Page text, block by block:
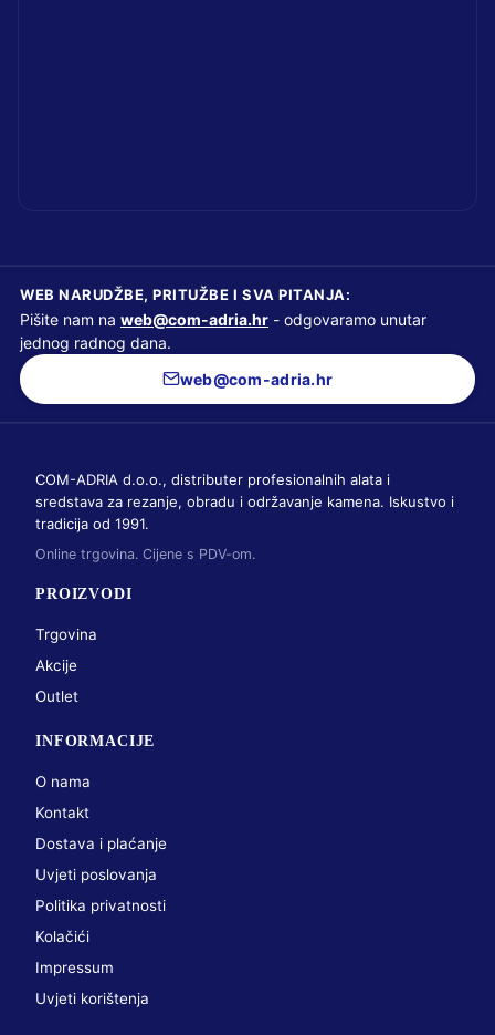
WEB NARUDŽBE, PRITUŽBE I SVA PITANJA:
Pišite nam na web@com-adria.hr - odgovaramo unutar
jednog radnog dana.
web@com-adria.hr
COM-ADRIA d.o.o., distributer profesionalnih alata i
sredstava za rezanje, obradu i održavanje kamena. Iskustvo i
tradicija od 1991.
Online trgovina. Cijene s PDV-om.
PROIZVODI
Trgovina
Akcije
Outlet
INFORMACIJE
O nama
Kontakt
Dostava i plaćanje
Uvjeti poslovanja
Politika privatnosti
Kolačići
Impressum
Uvjeti korištenja